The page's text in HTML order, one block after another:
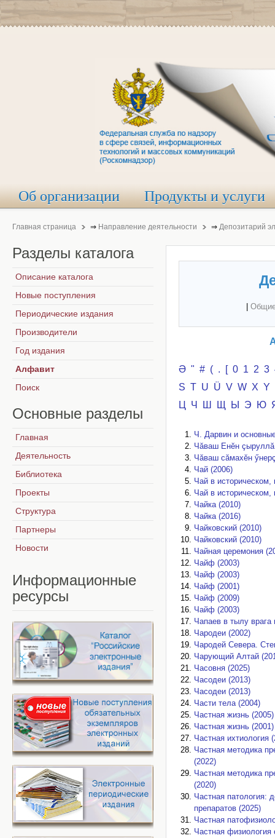
Об организации Продукты и услуги
Главная страница ⇒ Направление деятельности ⇒ Депозитарий
Ә " # ( . [ 0 1 2 3
S T U Ü V W X Y
Ц Ч Ш Щ Ы Э Ю
Ч. Дарвин и
Чăваш Енĕн çыруллă
Чăваш сăмахĕн
Чай (2006)
Чай в историческом,
Чай в историческом,
Чайка (2010)
Чайка (2016)
Чайковский (2010)
Чайковский (2010)
Чайная церемония
Чайф (2003)
Чайф (2003)
Чайф (2001)
Чайф (2009)
Чайф (2003)
Чапаев в тылу
Чародеи (2002)
Чародей Севера.
Чарующий Алтай
Часовня (2025)
Часодеи (2013)
Часодеи (2013)
Части тела (2004)
Частная жизнь (2005)
Частная жизнь (2001)
Частная ихтиология
Частная методика
(2022)
Частная методика
(2020)
Частная патология:
препаратов (2025)
Частная
Частная
Разделы каталога
Описание каталога
Новые поступления
Периодические издания
Производители
Год издания
Алфавит
Поиск
Основные разделы
Главная
Деятельность
Библиотека
Проекты
Структура
Партнеры
Новости
Информационные
ресурсы